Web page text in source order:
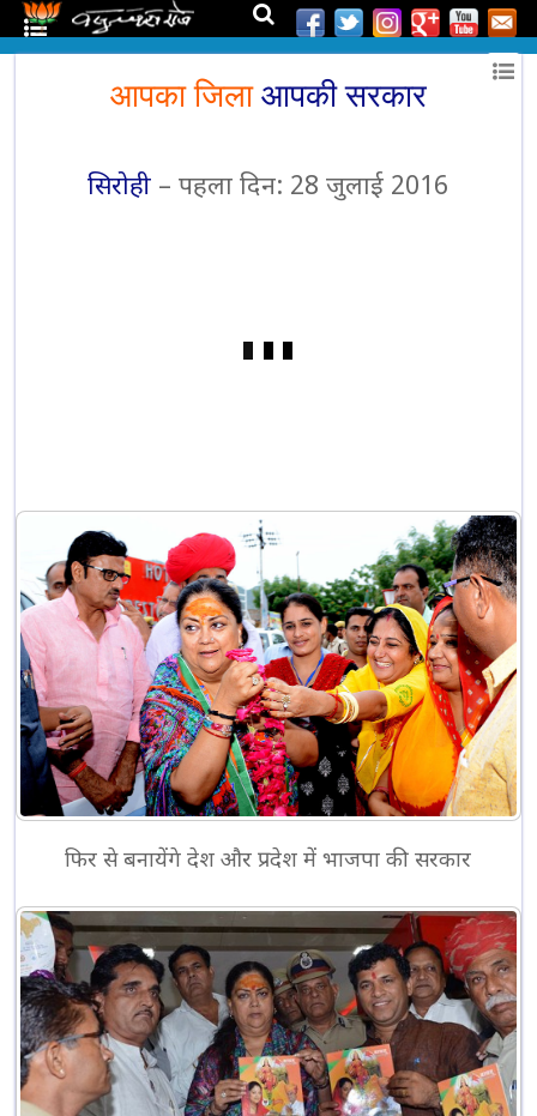
आपका जिलाआपकी सरकार
सिरोही – पहला दिन: 28 जुलाई 2016
फिर से बनायेंगे देश और प्रदेश में भाजपा की सरकार